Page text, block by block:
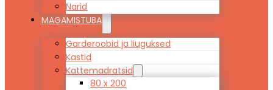
Narid
MAGAMISTUBA
Garderoobid ja liuguksed
Kastid
Kattemadratsid
80 x 200